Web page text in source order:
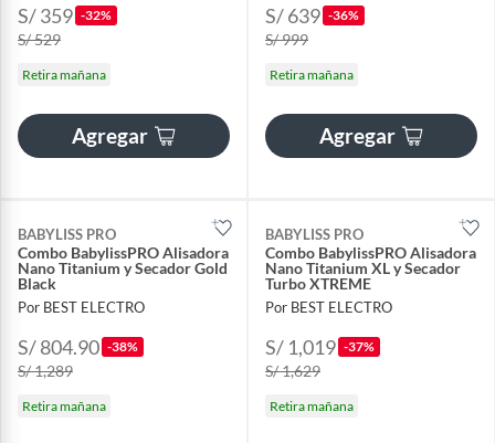
S/ 359 -32%
S/ 529
Retira mañana
Agregar
S/ 639 -36%
S/ 999
Retira mañana
Agregar
BABYLISS PRO
Combo BabylissPRO Alisadora
Nano Titanium y Secador Gold
Black
Por BEST ELECTRO
S/ 804.90 -38%
S/ 1,289
Retira mañana
BABYLISS PRO
Combo BabylissPRO Alisadora
Nano Titanium XL y Secador
Turbo XTREME
Por BEST ELECTRO
S/ 1,019 -37%
S/ 1,629
Retira mañana